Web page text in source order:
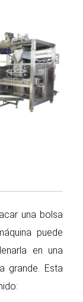
una bolsa
puede
en una
grande. Esta